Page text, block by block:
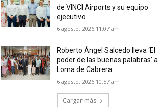
de VINCI Airports y su equipo
ejecutivo
6 agosto, 2026 11:07 am
Roberto Ángel Salcedo lleva ‘El
poder de las buenas palabras’ a
Loma de Cabrera
6 agosto, 2026 10:57 am
Cargar más